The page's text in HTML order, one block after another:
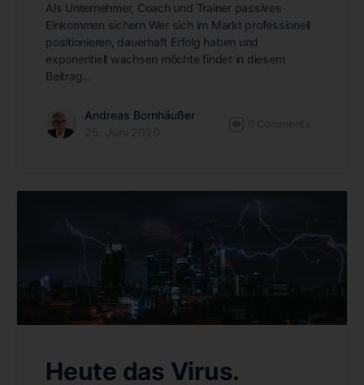
Als Unternehmer, Coach und Trainer passives
Einkommen sichern Wer sich im Markt professionell
positionieren, dauerhaft Erfolg haben und
exponentiell wachsen möchte findet in diesem
Beitrag…
Andreas Bornhäußer
Heute das Virus.